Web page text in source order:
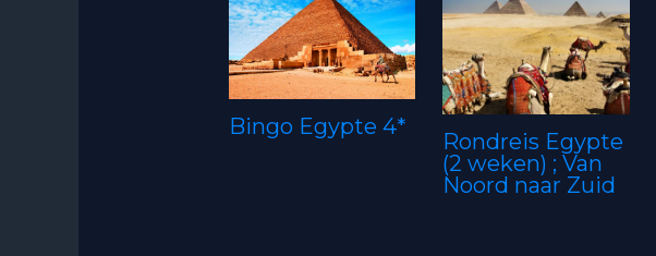
Bingo Egypte 4*
Rondreis Egypte
(2 weken) ; Van
Noord naar Zuid